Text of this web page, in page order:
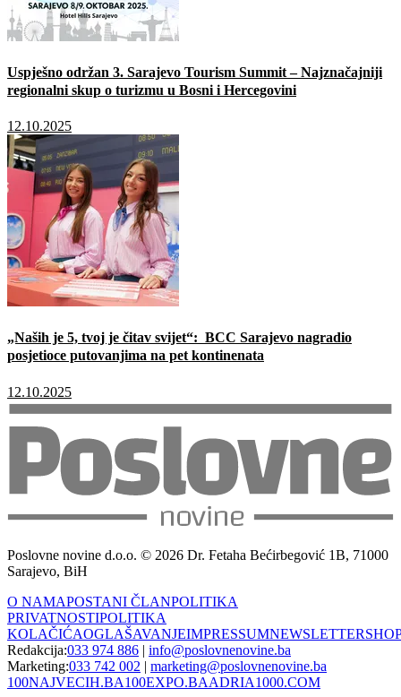
Uspješno održan 3. Sarajevo Tourism Summit – Najznačajniji
regionalni skup o turizmu u Bosni i Hercegovini
12.10.2025
„Naših je 5, tvoj je čitav svijet“: BCC Sarajevo nagradio
posjetioce putovanjima na pet kontinenata
12.10.2025
Poslovne novine d.o.o. © 2026 Dr. Fetaha Bećirbegović 1B, 71000
Sarajevo, BiH
O NAMAPOSTANI ČLANPOLITIKA
PRIVATNOSTIPOLITIKA
KOLAČIĆAOGLAŠAVANJEIMPRESSUMNEWSLETTER
Redakcija:033 974 886 | info@poslovnenovine.ba
Marketing:033 742 002 | marketing@poslovnenovine.ba
100NAJVECIH.BA100EXPO.BAADRIA1000.COM